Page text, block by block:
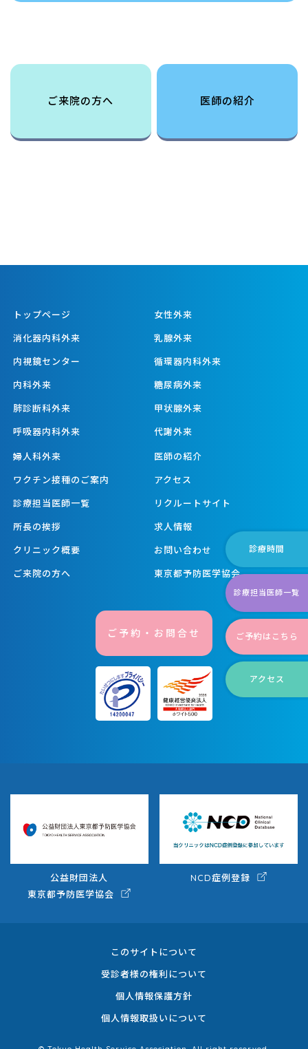
ご来院の方へ 医師の紹介
トップページ
消化器内科外来
内視鏡センター
内科外来
肺診断科外来
呼吸器内科外来
女性外来
乳腺外来
循環器内科外来
糖尿病外来
甲状腺外来
代謝外来
婦人科外来
ワクチン接種のご案内
診療担当医師一覧
所長の挨拶
クリニック概要
ご来院の方へ
医師の紹介
アクセス
リクルートサイト
求人情報
お問い合わせ
東京都予防医学協会
ご予約・お問合せ
公益財団法人
東京都予防医学協会
NCD症例登録
このサイトについて
受診者様の権利について
個人情報保護方針
個人情報取扱いについて
診療時間
診療担当医師一覧
ご予約はこちら
アクセス